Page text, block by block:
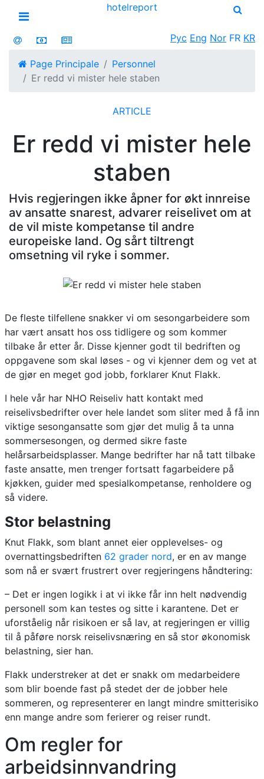
Open menu
hotelreport
Рус Eng Nor FR KR
Page Principale
Personnel
Er redd vi mister hele staben
ARTICLE
Er redd vi mister hele
staben
Hvis regjeringen ikke åpner for økt innreise
av ansatte snarest, advarer reiselivet om at
de vil miste kompetanse til andre
europeiske land. Og sårt tiltrengt
omsetning vil ryke i sommer.
De fleste tilfellene snakker vi om sesongarbeidere som
har vært ansatt hos oss tidligere og som kommer
tilbake år etter år. Disse kjenner godt til bedriften og
oppgavene som skal løses - og vi kjenner dem og vet at
de gjør en meget god jobb, forklarer Knut Flakk.
I hele vår har NHO Reiseliv hatt kontakt med
reiselivsbedrifter over hele landet som sliter med å få inn
viktige sesongansatte som gjør det mulig å ta unna
sommersesongen, og dermed sikre faste
helårsarbeidsplasser. Mange bedrifter har nå tatt tilbake
faste ansatte, men trenger fortsatt fagarbeidere på
kjøkken, guider med spesialkompetanse, renholdere og
så videre.
Stor belastning
Knut Flakk, som blant annet eier opplevelses- og
overnattingsbedriften 62 grader nord, er en av mange
som nå er svært frustrert over regjeringens håndtering:
– Det er ingen logikk i at vi ikke får inn helt nødvendig
personell som kan testes og sitte i karantene. Det er
uforståelig når risikoen er så lav, at regjeringen er villig
til å påføre norsk reiselivsnæring en så stor økonomisk
belastning, sier han.
Flakk understreker at det er snakk om medarbeidere
som blir boende fast på stedet der de jobber hele
sommeren, og representerer en langt mindre smitterisiko
enn mange andre som ferierer og reiser rundt.
Om regler for
arbeidsinnvandring